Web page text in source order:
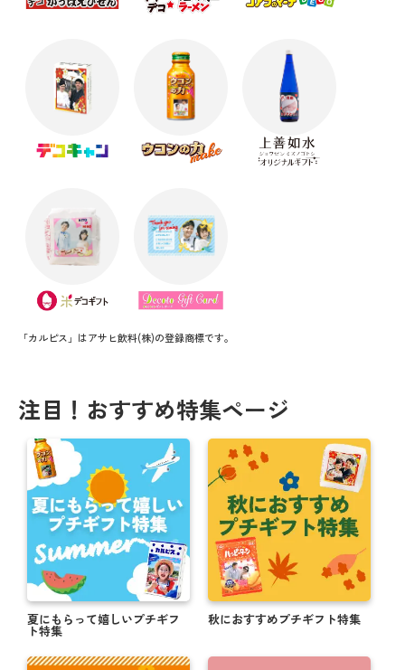
「カルピス」はアサヒ飲料(株)の登録商標です。
注目！おすすめ特集ページ
夏にもらって嬉しいプチギフ
ト特集
秋におすすめプチギフト特集